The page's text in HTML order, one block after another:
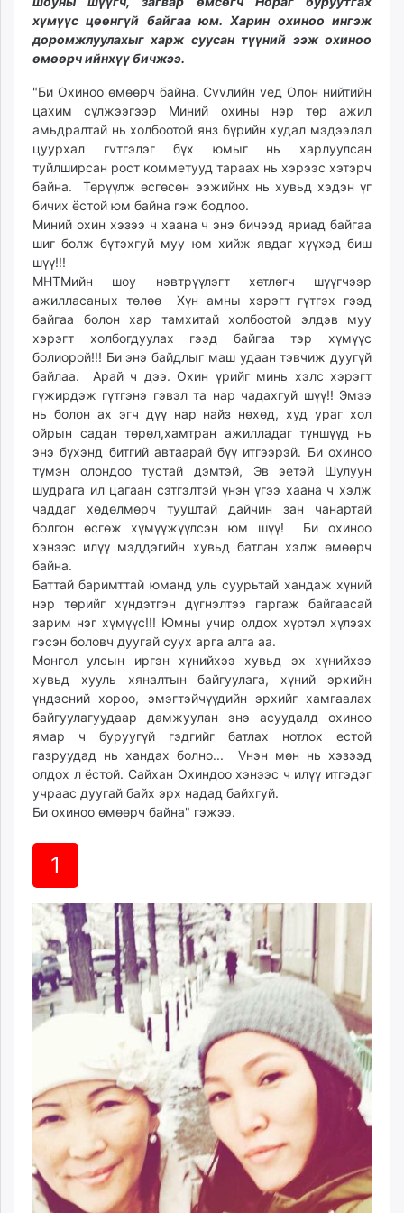
unuudur.mn
isee.mn
mglradio.com
fact.mn
itoim.mn
tumen.mn
shuum.mn
times.mn
tvmongolia.mn
mass.mn
unegui.mn
assa.mn
toim.mn
tac.mn
unread.today
хүмүүс цөөнгүй байгаа юм. Харин охиноо ингэж
доромжлуулахыг харж суусан түүний ээж охиноо
өмөөрч ийнхүү бичжээ.
"Би Охиноо өмөөрч байна. Сvvлийн vед Олон нийтийн
цахим сүлжээгээр Миний охины нэр төр ажил
амьдралтай нь холбоотой янз бүрийн худал мэдээлэл
цуурхал гvтгэлэг бүх юмыг нь харлуулсан
туйлширсан рост комметууд тараах нь хэрээс хэтэрч
байна. Төрүүлж өсгөсөн ээжийнх нь хувьд хэдэн үг
бичих ёстой юм байна гэж бодлоо.
Миний охин хэзээ ч хаана ч энэ бичээд яриад байгаа
шиг болж бүтэхгуй муу юм хийж явдаг хүүхэд биш
шүү!!!
МНТМийн шоу нэвтрүүлэгт хөтлөгч шүүгчээр
ажилласаных төлөө Хүн амны хэрэгт гүтгэх гээд
байгаа болон хар тамхитай холбоотой элдэв муу
хэрэгт холбогдуулах гээд байгаа тэр хүмүүс
болиорой!!! Би энэ байдлыг маш удаан тэвчиж дуугүй
байлаа. Арай ч дээ. Охин үрийг минь хэлс хэрэгт
гүжирдэж гүтгэнэ гэвэл та нар чадахгуй шүү!! Эмээ
нь болон ах эгч дүү нар найз нөхөд, худ ураг хол
ойрын садан төрөл,хамтран ажилладаг түншүүд нь
энэ бүхэнд битгий автаарай бүү итгээрэй. Би охиноо
түмэн олондоо тустай дэмтэй, Эв эетэй Шулуун
шудрага ил цагаан сэтгэлтэй үнэн үгээ хаана ч хэлж
чаддаг хөдөлмөрч тууштай дайчин зан чанартай
болгон өсгөж хүмүүжүүлсэн юм шүү! Би охиноо
хэнээс илүү мэддэгийн хувьд батлан хэлж өмөөрч
байна.
Баттай баримттай юманд уль суурьтай хандаж хүний
нэр төрийг хүндэтгэн дүгнэлтээ гаргаж байгаасай
зарим нэг хүмүүс!!! Юмны учир олдох хүртэл хүлээх
гэсэн боловч дуугай суух арга алга аа.
Монгол улсын иргэн хүнийхээ хувьд эх хүнийхээ
хувьд хууль хяналтын байгуулага, хүний эрхийн
үндэсний хороо, эмэгтэйчүүдийн эрхийг хамгаалах
байгуулагуудаар дамжуулан энэ асуудалд охиноо
ямар ч буруугүй гэдгийг батлах нотлох естой
газруудад нь хандах болно... Vнэн мөн нь хэзээд
олдох л ёстой. Сайхан Охиндоо хэнээс ч илүү итгэдэг
учраас дуугай байх эрх надад байхгуй.
Би охиноо өмөөрч байна" гэжээ.
1